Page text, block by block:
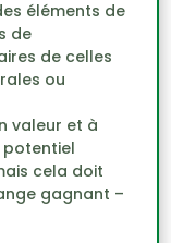
éléments de
de
de celles
ou
valeur et à
cela doit
gagnant –